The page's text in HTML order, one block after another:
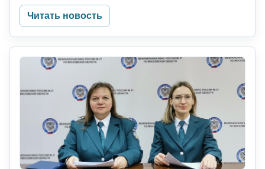
Читать новость